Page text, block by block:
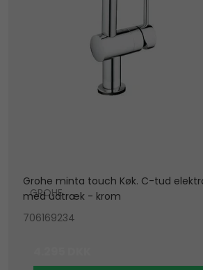
Grohe minta touch Køk. C-tud
med udtræk - krom
GROHE
706169234